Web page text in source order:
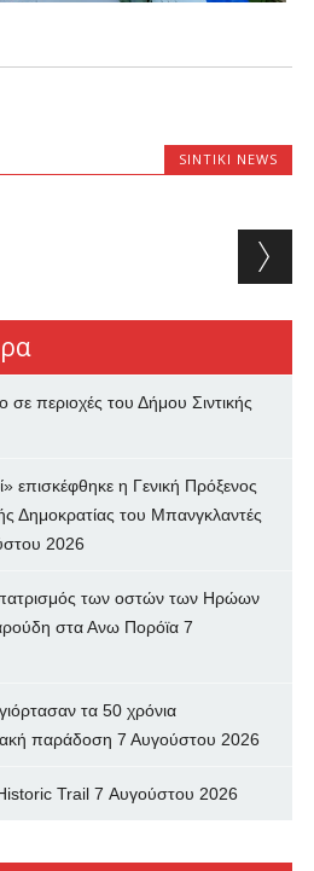
SINTIKI NEWS
σε περιοχές του Δήμου Σιντικής
επισκέφθηκε η Γενική Πρόξενος
Δημοκρατίας του Μπανγκλαντές
2026
των oστών των Ηρώων
στα Ανω Πορόϊα 7
τα 50 χρόνια
παράδοση 7 Αυγούστου 2026
Trail 7 Αυγούστου 2026